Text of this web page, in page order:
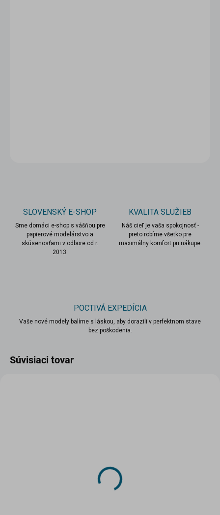
SLOVENSKÝ E-SHOP
Sme domáci e-shop s vášňou pre
papierové modelárstvo a
skúsenosťami v odbore od r.
2013.
KVALITA SLUŽIEB
Náš cieľ je vaša spokojnosť -
preto robíme všetko pre
maximálny komfort pri nákupe.
POCTIVÁ EXPEDÍCIA
Vaše nové modely balíme s láskou, aby dorazili v perfektnom stave
bez poškodenia.
Súvisiaci tovar